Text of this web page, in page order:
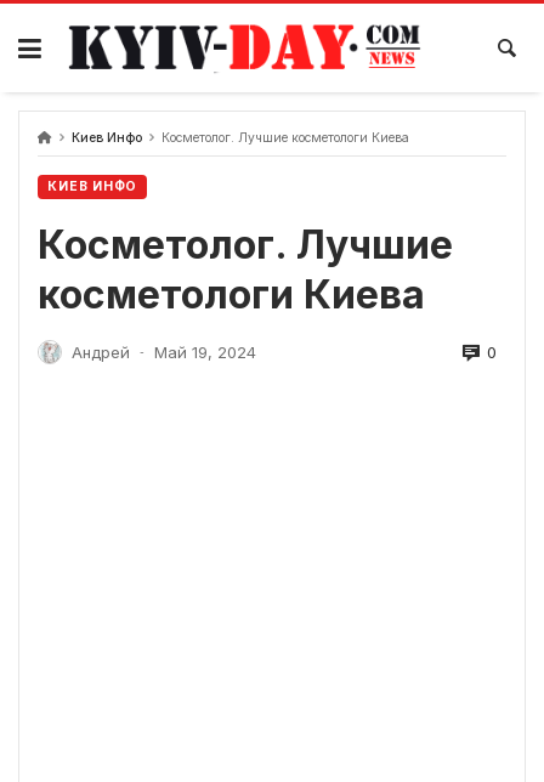
перейти
содержанию
Киев Инфо Косметолог. Лучшие косметологи Киева
КИЕВ ИНФО
Косметолог. Лучшие
косметологи Киева
Андрей - Май 19, 2024 0